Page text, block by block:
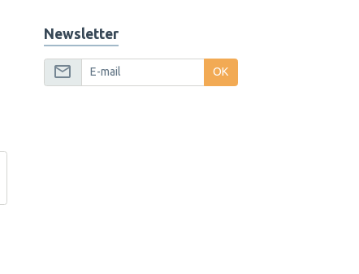
Newsletter
OK